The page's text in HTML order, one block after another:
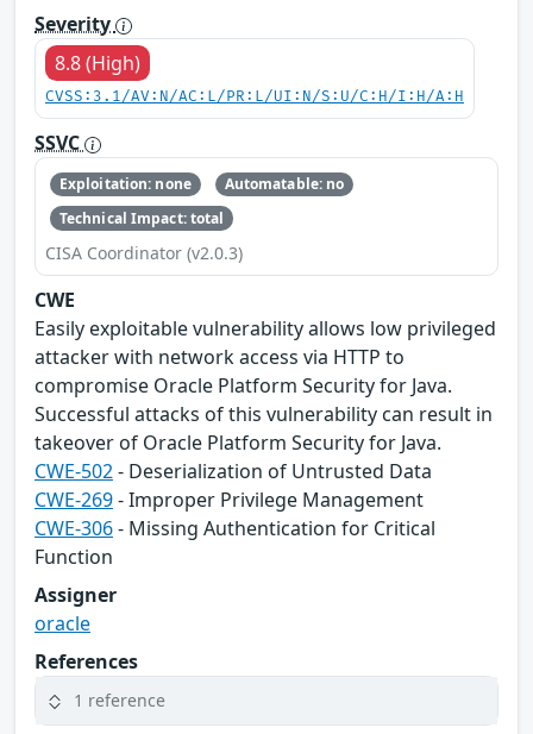
Severity
8.8 (High)
CVSS:3.1/AV:N/AC:L/PR:L/UI:N/S:U/C:H/I:H/A:H
SSVC
Exploitation: none
Automatable: no
Technical Impact: total
CISA Coordinator (v2.0.3)
CWE
Easily exploitable vulnerability allows low privileged
attacker with network access via HTTP to
compromise Oracle Platform Security for Java.
Successful attacks of this vulnerability can result in
takeover of Oracle Platform Security for Java.
CWE-502- Deserialization of Untrusted Data
CWE-269- Improper Privilege Management
CWE-306- Missing Authentication for Critical
Function
Assigner
oracle
References
1 reference